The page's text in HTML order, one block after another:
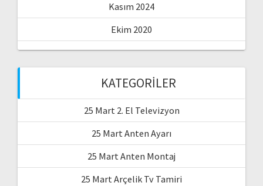
Kasım 2024
Ekim 2020
KATEGORILER
25 Mart 2. El Televizyon
25 Mart Anten Ayarı
25 Mart Anten Montaj
25 Mart Arçelik Tv Tamiri